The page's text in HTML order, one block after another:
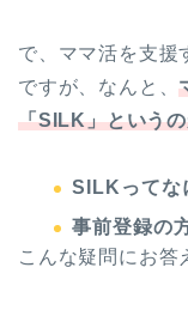
で、ママ活を支援
ですが、なんと、
「SILK」という
SILKってな
事前登録の
こんな疑問にお答